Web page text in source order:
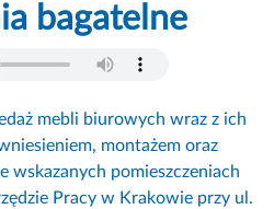
bagatelne
mebli biurowych wraz z ich
montażem oraz
wskazanych pomieszczeniach
Pracy w Krakowie przy ul.